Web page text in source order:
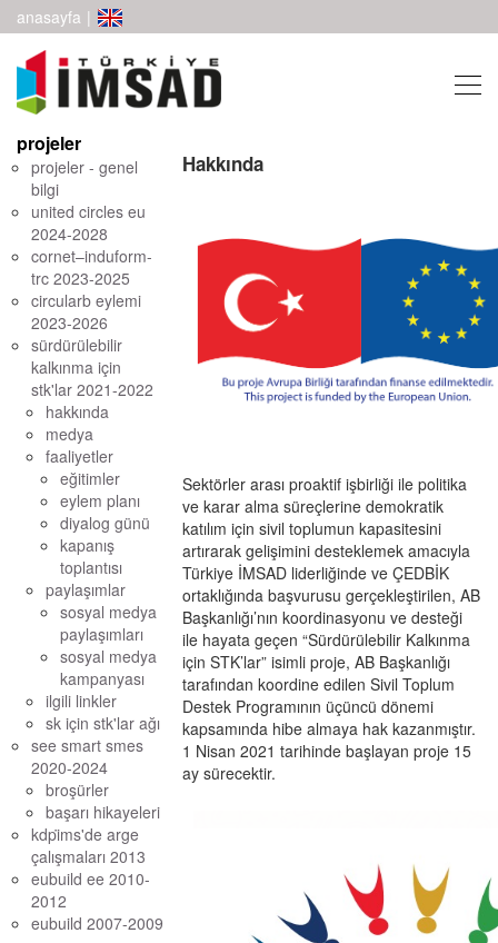
anasayfa |
projeler
projeler - genel
bilgi
united circles eu
2024-2028
cornet–induform-
trc 2023-2025
circularb eylemi
2023-2026
sürdürülebilir
kalkınma için
stk'lar 2021-2022
hakkında
medya
faaliyetler
eğitimler
eylem planı
diyalog günü
kapanış
toplantısı
paylaşımlar
sosyal medya
paylaşımları
sosyal medya
kampanyası
ilgili linkler
sk için stk'lar ağı
see smart smes
2020-2024
broşürler
başarı hikayeleri
kdpi̇ms'de arge ç
alışmaları 2013
eubuild ee 2010-
2012
eubuild 2007-2009
Hakkında
Sektörler arası proaktif işbirliği ile politika
ve karar alma süreçlerine demokratik
katılım için sivil toplumun kapasitesini
artırarak gelişimini desteklemek amacıyla
Türkiye İMSAD liderliğinde ve ÇEDBİK
ortaklığında başvurusu gerçekleştirilen, AB
Başkanlığı’nın koordinasyonu ve desteği
ile hayata geçen “Sürdürülebilir Kalkınma
için STK’lar” isimli proje, AB Başkanlığı
tarafından koordine edilen Sivil Toplum
Destek Programının üçüncü dönemi
kapsamında hibe almaya hak kazanmıştır.
1 Nisan 2021 tarihinde başlayan proje 15
ay sürecektir.